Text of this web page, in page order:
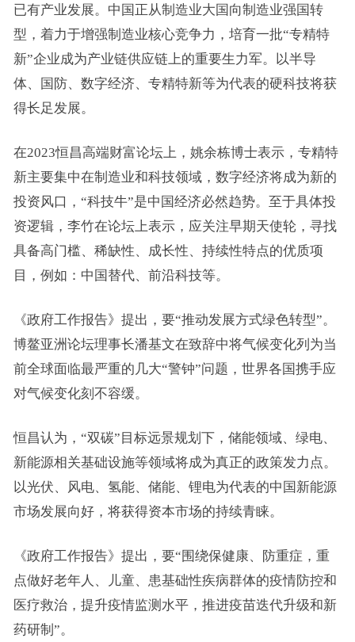
已有产业发展。中国正从制造业大国向制造业强国转
型，着力于增强制造业核心竞争力，培育一批“专精特
新”企业成为产业链供应链上的重要生力军。以半导
体、国防、 数字经济、专精特新等为代表的硬科技将获
得长足发展。
在2023恒昌高端财富论坛上，姚余栋博士表示，专精特
新主要集中在制造业和科技领域，数字经济将成为新的
投资风口，“科技牛”是中国经济必然趋势。至于具体投
资逻辑，李竹在论坛上表示，应关注早期天使轮，寻找
具备高门槛、稀缺性、成长性、持续性特点的优质项
目，例如：中国替代、前沿科技等。
《政府工作报告》提出，要“推动发展方式绿色转型”。
博鳌亚洲论坛理事长潘基文在致辞中将气候变化列为当
前全球面临最严重的几大“警钟”问题，世界各国携手应
对气候变化刻不容缓。
恒昌认为，“双碳”目标远景规划下， 储能领域、绿电、
新能源相关基础设施等领域将成为真正的政策发力点。
以光伏、风电、氢能、储能、锂电为代表的中 国新能源
市场发展向好，将获得资本市场的持续青睐。
《政府工作报告》提出，要“围绕保健康、防重症，重
点做好老年人、儿童、患基础性疾病群体的疫情防控和
医疗救治，提升疫情监测水平，推进疫苗迭代升级和新
药研制”。